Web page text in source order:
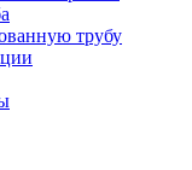
трубу